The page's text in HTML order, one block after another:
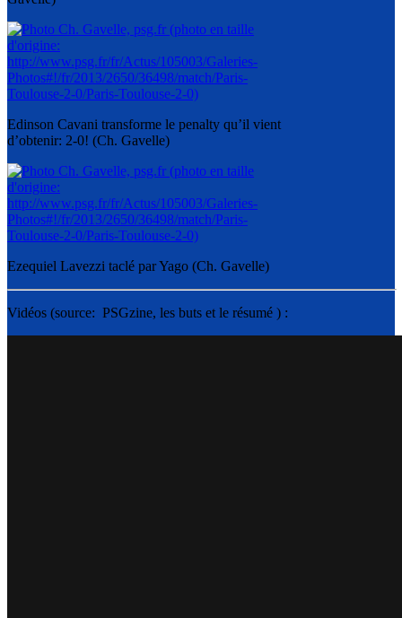
Edinson Cavani transforme le penalty qu’il vient
d’obtenir: 2-0! (Ch. Gavelle)
Ezequiel Lavezzi taclé par Yago (Ch. Gavelle)
Vidéos (source: PSGzine, les buts et le résumé ) :